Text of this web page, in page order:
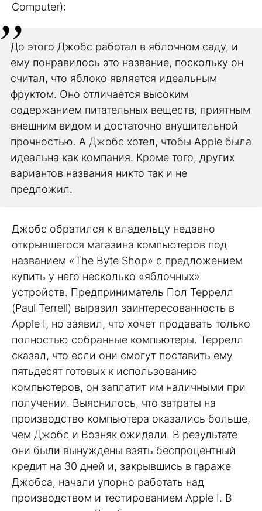
Computer):
До этого Джобс работал в яблочном саду, и
ему понравилось это название, поскольку он
считал, что яблоко является идеальным
фруктом. Оно отличается высоким
содержанием питательных веществ, приятным
внешним видом и достаточно внушительной
прочностью. А Джобс хотел, чтобы Apple была
идеальна как компания. Кроме того, других
вариантов названия никто так и не
предложил.
Джобс обратился к владельцу недавно
открывшегося магазина компьютеров под
названием «The Byte Shop» с предложением
купить у него несколько «яблочных»
устройств. Предприниматель Пол Террелл
(Paul Terrell) выразил заинтересованность в
Apple I, но заявил, что хочет продавать только
полностью собранные компьютеры. Террелл
сказал, что если они смогут поставить ему
пятьдесят готовых к использованию
компьютеров, он заплатит им наличными при
получении. Выяснилось, что затраты на
производство компьютера оказались больше,
чем Джобс и Возняк ожидали. В результате
они были вынуждены взять беспроцентный
кредит на 30 дней и, закрывшись в гараже
Джобса, начали упорно работать над
производством и тестированием Apple I. В